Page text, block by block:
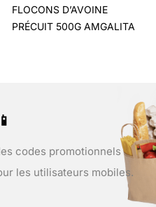
FLOCONS D’AVOINE
PRÉCUIT 500G AMGALITA
codes promotionnels
les utilisateurs mobiles.